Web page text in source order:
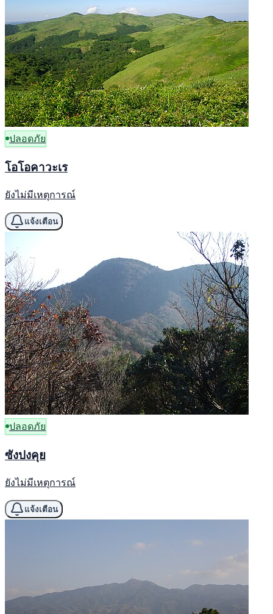
ปลอดภัย
โอโอคาวะเร
ยังไม่มีเหตุการณ์
แจ้งเตือน
ปลอดภัย
ซังปงคุย
ยังไม่มีเหตุการณ์
แจ้งเตือน